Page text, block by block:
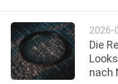
AUSFLUG
2026-
Die
nach